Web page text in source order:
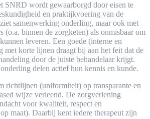
SNRD wordt gewaarborgd door eisen te
en praktijkvoering van de
samenwerking onderling, maar ook met
(o.a. binnen de zorgketen) als onmisbaar om
leveren. Een goede (interne en
met korte lijnen draagt bij aan het feit dat de
door de juiste behandelaar krijgt.
delen actief hun kennis en kunde.
richtlijnen (uniformiteit) op transparante en
wijze verleend. De zorgverlening
voor kwaliteit, respect en
maat). Daarbij kent iedere therapeut zijn